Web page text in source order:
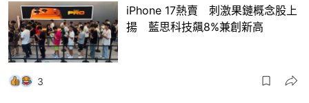
iPhone 17熱賣 刺激果鏈概念股上
揚 藍思科技飆8%兼創新高
3